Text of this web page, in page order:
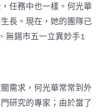
務中也一樣。何光華
長。現在，她的團隊已
無錫市五一立異妙手1
求，何光華常常到外
研究的專家；由於當了